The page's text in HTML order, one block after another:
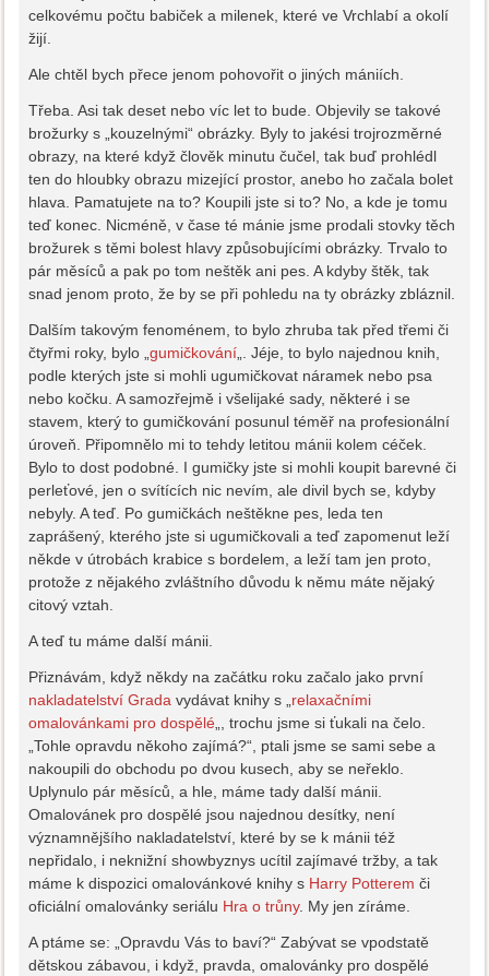
celkovému počtu babiček a milenek, které ve Vrchlabí a okolí
žijí.
Ale chtěl bych přece jenom pohovořit o jiných mániích.
Třeba. Asi tak deset nebo víc let to bude. Objevily se takové
brožurky s „kouzelnými“ obrázky. Byly to jakési trojrozměrné
obrazy, na které když člověk minutu čučel, tak buď prohlédl
ten do hloubky obrazu mizející prostor, anebo ho začala bolet
hlava. Pamatujete na to? Koupili jste si to? No, a kde je tomu
teď konec. Nicméně, v čase té mánie jsme prodali stovky těch
brožurek s těmi bolest hlavy způsobujícími obrázky. Trvalo to
pár měsíců a pak po tom neštěk ani pes. A kdyby štěk, tak
snad jenom proto, že by se při pohledu na ty obrázky zbláznil.
Dalším takovým fenoménem, to bylo zhruba tak před třemi či
čtyřmi roky, bylo „gumičkování„. Jéje, to bylo najednou knih,
podle kterých jste si mohli ugumičkovat náramek nebo psa
nebo kočku. A samozřejmě i všelijaké sady, některé i se
stavem, který to gumičkování posunul téměř na profesionální
úroveň. Připomnělo mi to tehdy letitou mánii kolem céček.
Bylo to dost podobné. I gumičky jste si mohli koupit barevné či
perleťové, jen o svítících nic nevím, ale divil bych se, kdyby
nebyly. A teď. Po gumičkách neštěkne pes, leda ten
zaprášený, kterého jste si ugumičkovali a teď zapomenut leží
někde v útrobách krabice s bordelem, a leží tam jen proto,
protože z nějakého zvláštního důvodu k němu máte nějaký
citový vztah.
A teď tu máme další mánii.
Přiznávám, když někdy na začátku roku začalo jako první
nakladatelství Grada vydávat knihy s „relaxačními
omalovánkami pro dospělé„, trochu jsme si ťukali na čelo.
„Tohle opravdu někoho zajímá?“, ptali jsme se sami sebe a
nakoupili do obchodu po dvou kusech, aby se neřeklo.
Uplynulo pár měsíců, a hle, máme tady další mánii.
Omalovánek pro dospělé jsou najednou desítky, není
významnějšího nakladatelství, které by se k mánii též
nepřidalo, i neknižní showbyznys ucítil zajímavé tržby, a tak
máme k dispozici omalovánkové knihy s Harry Potterem či
oficiální omalovánky seriálu Hra o trůny. My jen zíráme.
A ptáme se: „Opravdu Vás to baví?“ Zabývat se vpodstatě
dětskou zábavou, i když, pravda, omalovánky pro dospělé